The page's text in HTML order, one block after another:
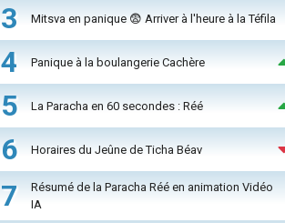
3 Mitsva en panique 😨 Arriver à l'heure à la Téfila
4 Panique à la boulangerie Cachère
5 La Paracha en 60 secondes : Réé
6 Horaires du Jeûne de Ticha Béav
7
Résumé de la Paracha Réé en animation Vidéo
IA